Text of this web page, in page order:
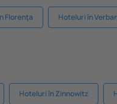
Florenţa Hoteluri în
Hoteluri în Zinnowitz